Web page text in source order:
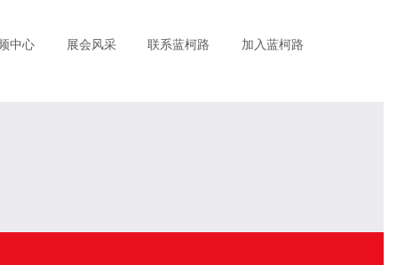
中心 展会风采 联系蓝柯路 加入蓝柯路